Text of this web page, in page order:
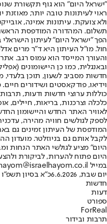
"ישראל היום" הוא גוף תקשורת
ראוי לעיתונות טובה יותר,
ולא צועקת. עיתונות אמינה,
הפך "ישראל היום" לעיתון
חול. מו"ל העיתון היא ד"ר מרים
והעורך המייסד הוא עמוס רגב.
חדשות מסביב לשעון, תוכן בלעדי,
וידיאו, פודקאסטים ושידורים
כוללות ערוצי חדשות ודעות, תרבות
לאוויר האתר החדש והיישומון
לספק לגולשים חוויה מהירה,
המודפסת של העיתון זמינים גם
לקבל אותם גם בניוזלטר. מועדון
היום" מציע לגולשי האתר הנחות
היום פתוח להערות, לביקורת
במייל hayom@israelhayom.co.il.
יום שבת, 6.6.2026
כ"א בסיון תשפ"ו
חדשות
דעות
ספורט
ForReal
תרבות ובידור